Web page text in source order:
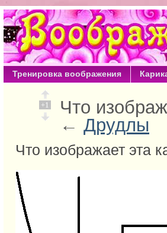
Тренировка воображения
+1
Что
← Друдлы
Что изображает эта